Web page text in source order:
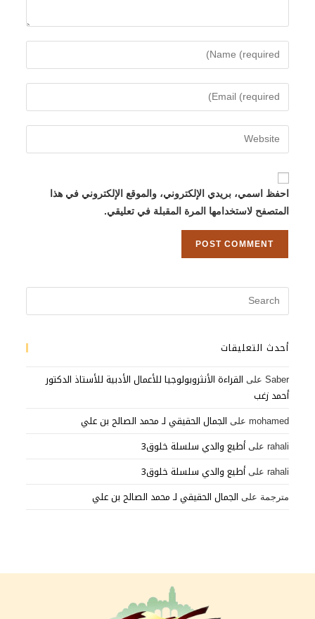
احفظ اسمي، بريدي الإلكتروني، والموقع الإلكتروني في هذا
المتصفح لاستخدامها المرة المقبلة في تعليقي.
أحدث التعليقات
Saber على القراءة الأنثروبولوجيا للأعمال الأدبية للأستاذ الدكتور
أحمد زغب
mohamed على الجمال الحقيقي لـ محمد الصالح بن علي
rahali علىأطيع والدي سلسلة خلوق3
rahali علىأطيع والدي سلسلة خلوق3
مترجمة على الجمال الحقيقي لـ محمد الصالح بن علي